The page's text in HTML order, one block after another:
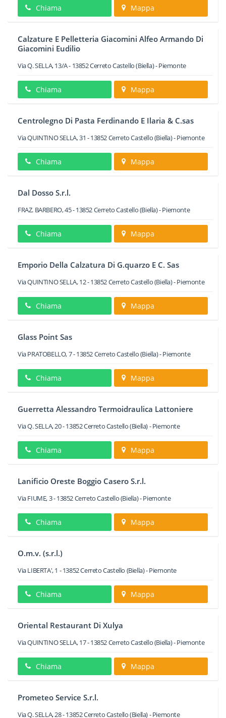
Chiama Mappa
Calzature E Pelletteria Giacomini Alfeo Armando Di
Giacomini Eudilio
Via Q. SELLA, 13/A- 13852Cerreto Castello(Biella) -Piemonte
Chiama Mappa
Centrolegno Di Pasta Ferdinando E Ilaria & C.sas
Via QUINTINO SELLA, 31 -13852Cerreto Castello(Biella) -Piemonte
Chiama Mappa
Dal Dosso S.r.l.
FRAZ. BARBERO, 45-13852Cerreto Castello(Biella) -Piemonte
Chiama Mappa
Emporio Della Calzatura Di G.quarzo E C. Sas
Via QUINTINO SELLA, 12-13852Cerreto Castello(Biella) -Piemonte
Chiama Mappa
Glass Point Sas
Via PRATOBELLO, 7-13852Cerreto Castello(Biella) -Piemonte
Chiama Mappa
Guerretta Alessandro Termoidraulica Lattoniere
Via Q. SELLA, 20-13852Cerreto Castello(Biella) -Piemonte
Chiama Mappa
Lanificio Oreste Boggio Casero S.r.l.
Via FIUME, 3-13852Cerreto Castello(Biella) -Piemonte
Chiama Mappa
O.m.v. (s.r.l.)
Via LIBERTA', 1 -13852Cerreto Castello (Biella) -Piemonte
Chiama Mappa
Oriental Restaurant Di Xulya
Via QUINTINO SELLA, 17-13852Cerreto Castello(Biella) -Piemonte
Chiama Mappa
Prometeo Service S.r.l.
Via Q. SELLA, 28-13852Cerreto Castello(Biella) -Piemonte